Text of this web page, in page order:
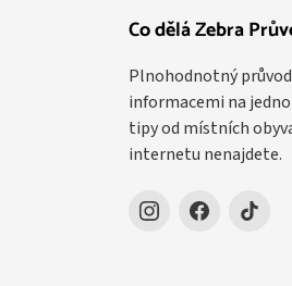
Co dělá Zebra
Plnohodnotný
informacemi na
tipy od místních
internetu nenajdete.